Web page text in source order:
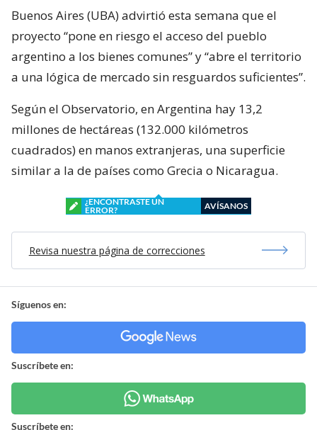
Buenos Aires (UBA) advirtió esta semana que el
proyecto “pone en riesgo el acceso del pueblo
argentino a los bienes comunes” y “abre el territorio
a una lógica de mercado sin resguardos suficientes”.
Según el Observatorio, en Argentina hay 13,2
millones de hectáreas (132.000 kilómetros
cuadrados) en manos extranjeras, una superficie
similar a la de países como Grecia o Nicaragua.
¿ENCONTRASTE UN
ERROR?
AVÍSANOS
Revisa nuestra página de correcciones
Síguenos en:
Suscríbete en:
Suscríbete en: